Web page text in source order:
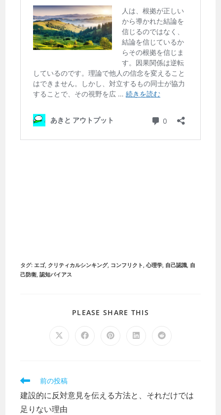
タグ:エゴ, クリティカルシンキング, コンフリクト, 心理学, 自己認識, 自
己防衛, 認知バイアス
PLEASE SHARE THIS
前の投稿
建設的に反対意見を伝える方法と、それだけでは
足りない理由